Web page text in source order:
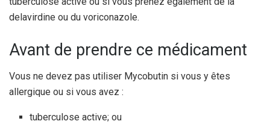
delavirdine ou du voriconazole.
Avant de prendre ce médicament
Vous ne devez pas utiliser Mycobutin si vous y êtes
allergique ou si vous avez :
tuberculose active; ou